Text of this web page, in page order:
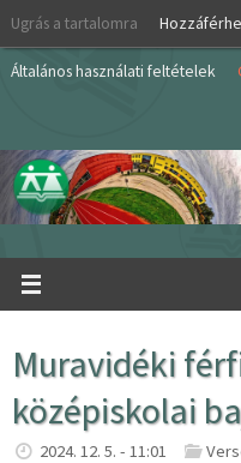
Skip
content
Ugrás a tartalomra
Általános használati feltételek
Muravidéki
középiskolai
2024. 12. 5. - 11:01